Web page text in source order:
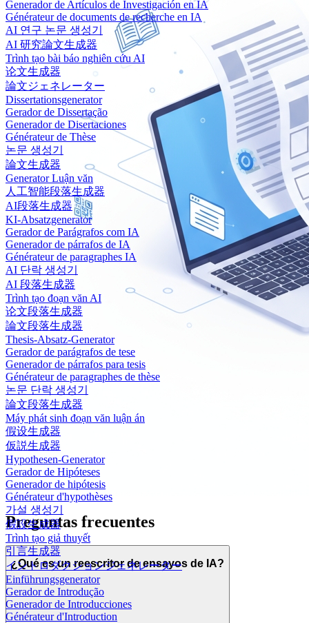
Generador de Artículos de Investigación en IA
Générateur de documents de recherche en IA
AI 연구 논문 생성기
AI 研究論文生成器
Trình tạo bài báo nghiên cứu AI
论文生成器
論文ジェネレーター
Dissertationsgenerator
Gerador de Dissertação
Generador de Disertaciones
Générateur de Thèse
논문 생성기
論文生成器
Generator Luận văn
人工智能段落生成器
AI段落生成器
KI-Absatzgenerator
Gerador de Parágrafos com IA
Generador de párrafos de IA
Générateur de paragraphes IA
AI 단락 생성기
AI 段落生成器
Trình tạo đoạn văn AI
论文段落生成器
論文段落生成器
Thesis-Absatz-Generator
Gerador de parágrafos de tese
Generador de párrafos para tesis
Générateur de paragraphes de thèse
논문 단락 생성기
論文段落生成器
Máy phát sinh đoạn văn luận án
假设生成器
仮説生成器
Hypothesen-Generator
Gerador de Hipóteses
Generador de hipótesis
Générateur d'hypothèses
가설 생성기
假設生成器
Trình tạo giả thuyết
引言生成器
イントロダクションジェネレーター
Einführungsgenerator
Gerador de Introdução
Generador de Introducciones
Générateur d'Introduction
Preguntas frecuentes
¿Qué es un reescritor de ensayos de IA?